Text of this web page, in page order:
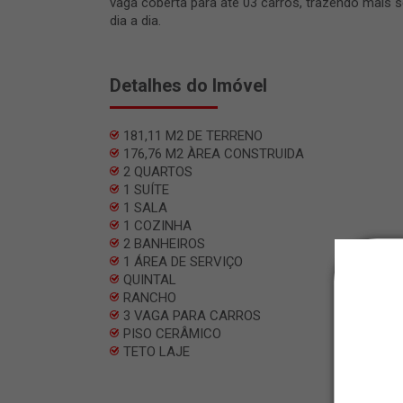
dia a dia.
Detalhes do Imóvel
181,11 M2 DE TERRENO
176,76 M2 ÀREA CONSTRUIDA
2 QUARTOS
1 SUÍTE
1 SALA
1 COZINHA
2 BANHEIROS
1 ÁREA DE SERVIÇO
QUINTAL
RANCHO
3 VAGA PARA CARROS
PISO CERÂMICO
TETO LAJE